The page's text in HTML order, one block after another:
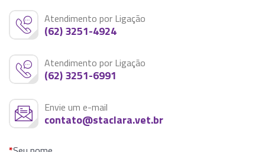
Atendimento por Ligação
(62) 3251-4924
Atendimento por Ligação
(62) 3251-6991
Envie um e-mail
contato@staclara.vet.br